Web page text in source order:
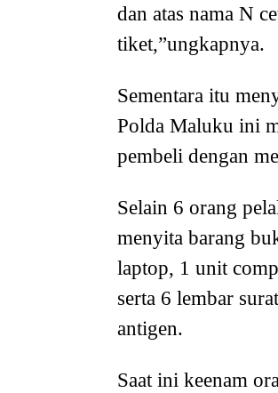
dan atas nama N
tiket,”ungkapnya.
Sementara itu
Polda Maluku ini
pembeli dengan
Selain 6 orang
menyita barang
laptop, 1 unit
serta 6 lembar
antigen.
Saat ini keenam